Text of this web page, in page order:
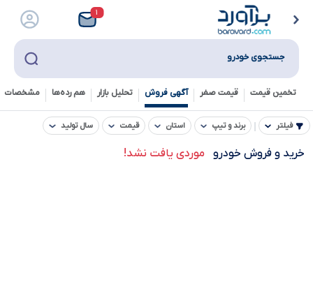
۱
جستجوی خودرو
تخمین قیمت قیمت صفر آگهی فروش تحلیل بازار هم رده‌ها‌ مشخصات
فیلتر برند و تیپ استان قیمت سال تولید
خرید و فروش خودرو موردی یافت نشد!